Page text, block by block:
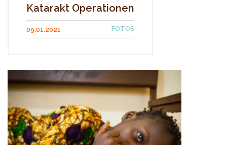
Katarakt Operationen
09.01.2021 FOTOS